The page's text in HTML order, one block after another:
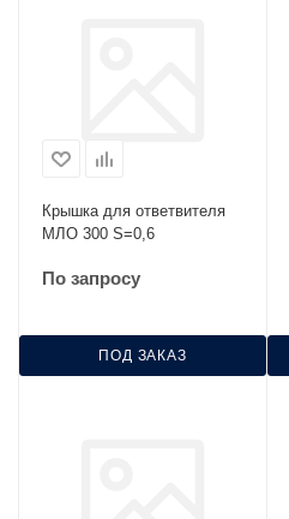
Крышка для ответвителя
МЛО 300 S=0,6
По запросу
ПОД ЗАКАЗ